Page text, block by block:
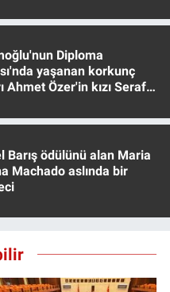
Diploma
yaşanan korkunç
Ahmet Özer'in kızı Seraf
Barış ödülünü alan Maria
Machado aslında bir